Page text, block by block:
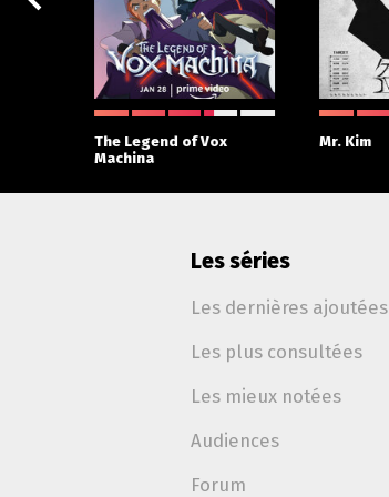
The Legend of Vox
Machina
Mr. Kim
Les séries
Les dernières ajoutées
Les plus consultées
Les mieux notées
Audiences
Forum